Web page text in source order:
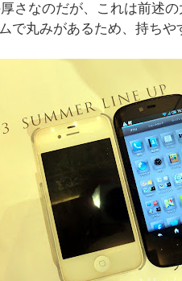
さなのだが、これは前述
で丸みがあるため、持ちや